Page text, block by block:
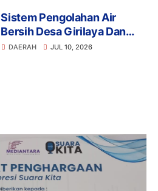
Sistem Pengolahan Air
Bersih Desa Girilaya Dan
Desa Jayapura Cipanas
DAERAH JUL 10, 2026